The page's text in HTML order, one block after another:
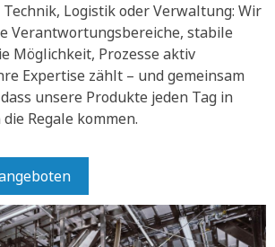
Logistik oder Verwaltung: Wir
Verantwortungsbereiche, stabile
Möglichkeit, Prozesse aktiv
Expertise zählt – und gemeinsam
unsere Produkte jeden Tag in
Regale kommen.